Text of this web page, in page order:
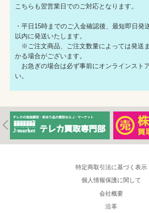
こちらも翌営業日でのご対応となります。
・平日15時までのご入金確認後、最短即日発
以内に発送いたします。
※ご注文商品、ご注文数量によっては発送
かる場合がございます。
お急ぎの場合は必ず事前にオンラインスト
い。
特定商取引法に基づく表示
個人情報保護に関して
会社概要
沿革